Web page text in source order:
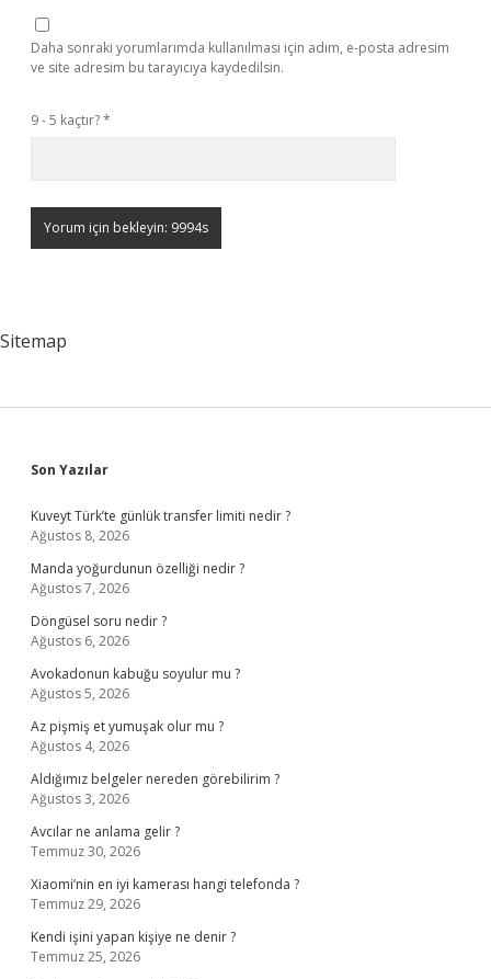
Daha sonraki yorumlarımda kullanılması için adım, e-posta adresim
ve site adresim bu tarayıcıya kaydedilsin.
9 - 5 kaçtır?*
Sitemap
Sidebar
Son Yazılar
Kuveyt Türk’te günlük transfer limiti nedir ?
Ağustos 8, 2026
Manda yoğurdunun özelliği nedir ?
Ağustos 7, 2026
Döngüsel soru nedir ?
Ağustos 6, 2026
Avokadonun kabuğu soyulur mu ?
Ağustos 5, 2026
Az pişmiş et yumuşak olur mu ?
Ağustos 4, 2026
Aldığımız belgeler nereden görebilirim ?
Ağustos 3, 2026
Avcılar ne anlama gelir ?
Temmuz 30, 2026
Xiaomi’nin en iyi kamerası hangi telefonda ?
Temmuz 29, 2026
Kendi işini yapan kişiye ne denir ?
Temmuz 25, 2026